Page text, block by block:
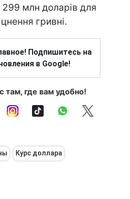
299 млн доларів для
гривні.
Подпишитесь на
в Google!
там, где вам удобно!
Курс доллара